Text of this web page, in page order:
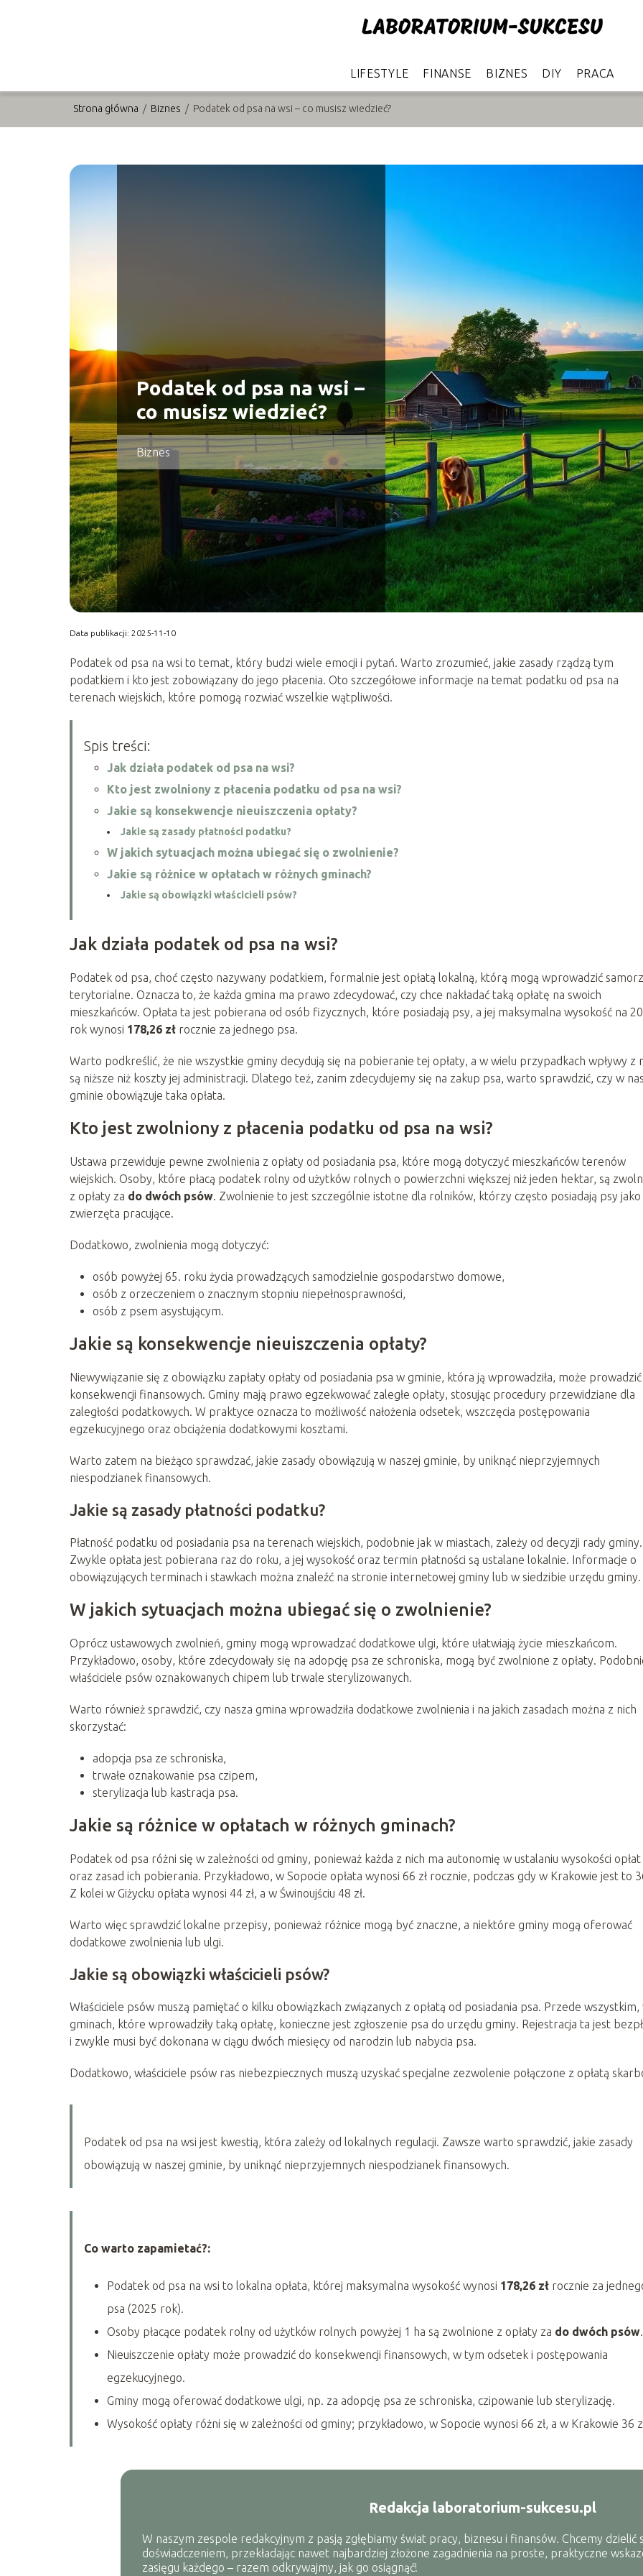
LIFESTYLE FINANSE BIZNES DIY PRACA
Strona główna / Biznes / Podatek od psa na wsi – co musisz wiedzieć?
Podatek od psa na wsi –
co musisz wiedzieć?
Biznes
Data publikacji: 2025-11-10
Podatek od psa na wsi to temat, który budzi wiele emocji i pytań. Warto zrozumieć, jakie zasady rządzą tym
podatkiem i kto jest zobowiązany do jego płacenia. Oto szczegółowe informacje na temat podatku od psa na
terenach wiejskich, które pomogą rozwiać wszelkie wątpliwości.
Spis treści:
Jak działa podatek od psa na wsi?
Kto jest zwolniony z płacenia podatku od psa na wsi?
Jakie są konsekwencje nieuiszczenia opłaty?
Jakie są zasady płatności podatku?
W jakich sytuacjach można ubiegać się o zwolnienie?
Jakie są różnice w opłatach w różnych gminach?
Jakie są obowiązki właścicieli psów?
Jak działa podatek od psa na wsi?
Podatek od psa, choć często nazywany podatkiem, formalnie jest opłatą lokalną, którą mogą wprowadzić
terytorialne. Oznacza to, że każda gmina ma prawo zdecydować, czy chce nakładać taką opłatę na swoich
mieszkańców. Opłata ta jest pobierana od osób fizycznych, które posiadają psy, a jej maksymalna wysokość na
rok wynosi 178,26 zł rocznie za jednego psa.
Warto podkreślić, że nie wszystkie gminy decydują się na pobieranie tej opłaty, a w wielu przypadkach wpływy z
są niższe niż koszty jej administracji. Dlatego też, zanim zdecydujemy się na zakup psa, warto sprawdzić, czy w
gminie obowiązuje taka opłata.
Kto jest zwolniony z płacenia podatku od psa na wsi?
Ustawa przewiduje pewne zwolnienia z opłaty od posiadania psa, które mogą dotyczyć mieszkańców terenów
wiejskich. Osoby, które płacą podatek rolny od użytków rolnych o powierzchni większej niż jeden hektar, są
z opłaty za do dwóch psów . Zwolnienie to jest szczególnie istotne dla rolników, którzy często posiadają psy jako
zwierzęta pracujące.
Dodatkowo, zwolnienia mogą dotyczyć:
osób powyżej 65. roku życia prowadzących samodzielnie gospodarstwo domowe,
osób z orzeczeniem o znacznym stopniu niepełnosprawności,
osób z psem asystującym.
Jakie są konsekwencje nieuiszczenia opłaty?
Niewywiązanie się z obowiązku zapłaty opłaty od posiadania psa w gminie, która ją wprowadziła, może
konsekwencji finansowych. Gminy mają prawo egzekwować zaległe opłaty, stosując procedury przewidziane dla
zaległości podatkowych. W praktyce oznacza to możliwość nałożenia odsetek, wszczęcia postępowania
egzekucyjnego oraz obciążenia dodatkowymi kosztami.
Warto zatem na bieżąco sprawdzać, jakie zasady obowiązują w naszej gminie, by uniknąć nieprzyjemnych
niespodzianek finansowych.
Jakie są zasady płatności podatku?
Płatność podatku od posiadania psa na terenach wiejskich, podobnie jak w miastach, zależy od decyzji rady gminy.
Zwykle opłata jest pobierana raz do roku, a jej wysokość oraz termin płatności są ustalane lokalnie. Informacje o
obowiązujących terminach i stawkach można znaleźć na stronie internetowej gminy lub w siedzibie urzędu gminy.
W jakich sytuacjach można ubiegać się o zwolnienie?
Oprócz ustawowych zwolnień, gminy mogą wprowadzać dodatkowe ulgi, które ułatwiają życie mieszkańcom.
Przykładowo, osoby, które zdecydowały się na adopcję psa ze schroniska, mogą być zwolnione z opłaty.
właściciele psów oznakowanych chipem lub trwale sterylizowanych.
Warto również sprawdzić, czy nasza gmina wprowadziła dodatkowe zwolnienia i na jakich zasadach można z nich
skorzystać:
adopcja psa ze schroniska,
trwałe oznakowanie psa czipem,
sterylizacja lub kastracja psa.
Jakie są różnice w opłatach w różnych gminach?
Podatek od psa różni się w zależności od gminy, ponieważ każda z nich ma autonomię w ustalaniu wysokości opłat
oraz zasad ich pobierania. Przykładowo, w Sopocie opłata wynosi 66 zł rocznie, podczas gdy w Krakowie jest to
Z kolei w Giżycku opłata wynosi 44 zł, a w Świnoujściu 48 zł.
Warto więc sprawdzić lokalne przepisy, ponieważ różnice mogą być znaczne, a niektóre gminy mogą oferować
dodatkowe zwolnienia lub ulgi.
Jakie są obowiązki właścicieli psów?
Właściciele psów muszą pamiętać o kilku obowiązkach związanych z opłatą od posiadania psa. Przede wszystkim,
gminach, które wprowadziły taką opłatę, konieczne jest zgłoszenie psa do urzędu gminy. Rejestracja ta jest
i zwykle musi być dokonana w ciągu dwóch miesięcy od narodzin lub nabycia psa.
Dodatkowo, właściciele psów ras niebezpiecznych muszą uzyskać specjalne zezwolenie połączone z opłatą
Podatek od psa na wsi jest kwestią, która zależy od lokalnych regulacji. Zawsze warto sprawdzić, jakie zasady
obowiązują w naszej gminie, by uniknąć nieprzyjemnych niespodzianek finansowych.
Co warto zapamietać?:
Podatek od psa na wsi to lokalna opłata, której maksymalna wysokość wynosi 178,26 zł rocznie za
psa (2025 rok).
Osoby płacące podatek rolny od użytków rolnych powyżej 1 ha są zwolnione z opłaty za do dwóch psów
Nieuiszczenie opłaty może prowadzić do konsekwencji finansowych, w tym odsetek i postępowania
egzekucyjnego.
Gminy mogą oferować dodatkowe ulgi, np. za adopcję psa ze schroniska, czipowanie lub sterylizację.
Wysokość opłaty różni się w zależności od gminy; przykładowo, w Sopocie wynosi 66 zł, a w Krakowie 36
Redakcja laboratorium-sukcesu.pl
W naszym zespole redakcyjnym z pasją zgłębiamy świat pracy, biznesu i finansów. Chcemy dzielić
doświadczeniem, przekładając nawet najbardziej złożone zagadnienia na proste, praktyczne
zasięgu każdego – razem odkrywajmy, jak go osiągnąć!